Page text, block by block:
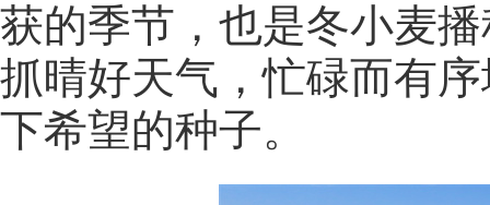
获的季节，也是冬小麦
抓晴好天气，忙碌而有
下希望的种子。